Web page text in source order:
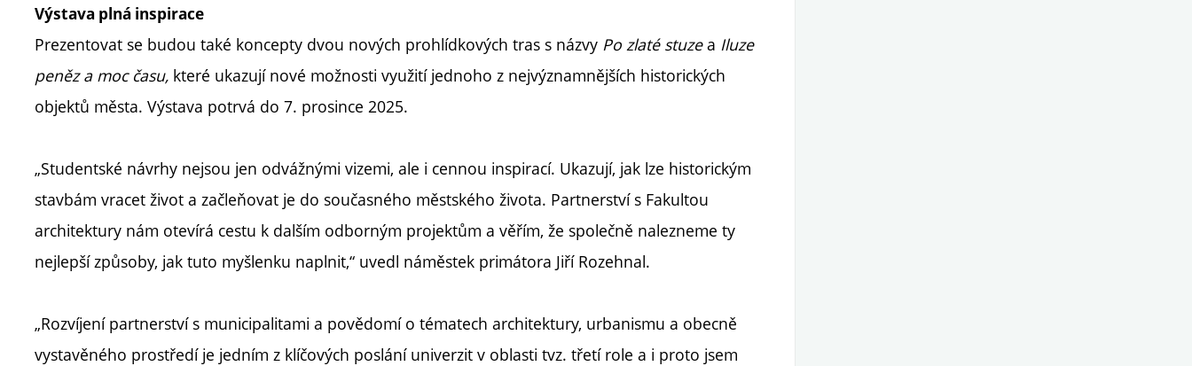
Výstava plná inspirace
Prezentovat se budou také koncepty dvou nových prohlídkových tras s názvy Po zlaté stuzea Iluze
peněz a moc času, které ukazují nové možnosti využití jednoho z nejvýznamnějších historických
objektů města. Výstava potrvá do 7. prosince 2025.
„Studentské návrhy nejsou jen odvážnými vizemi, ale i cennou inspirací. Ukazují, jak lze historickým
stavbám vracet život a začleňovat je do současného městského života. Partnerství s Fakultou
architektury nám otevírá cestu k dalším odborným projektům a věřím, že společně nalezneme ty
nejlepší způsoby, jak tuto myšlenku naplnit,“ uvedl náměstek primátora Jiří Rozehnal.
„Rozvíjení partnerství s municipalitami a povědomí o tématech architektury, urbanismu a obecně
vystavěného prostředí je jedním z klíčových poslání univerzit v oblasti tvz. třetí role a i proto jsem